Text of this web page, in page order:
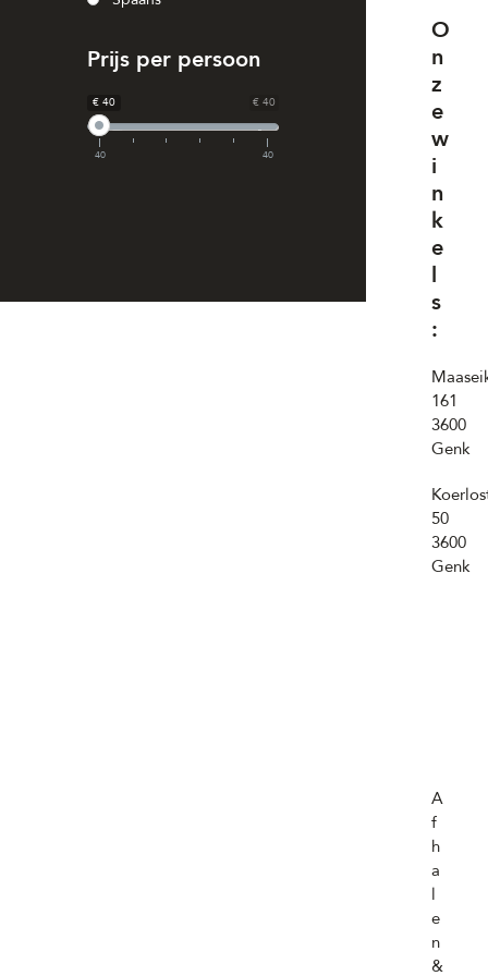
Prijs per persoon
€ 40
€ 40
40 40
O
n
z
e
w
i
n
k
e
l
s
:
161
3600
Genk
50
3600
Genk
A
f
h
a
l
e
n
&